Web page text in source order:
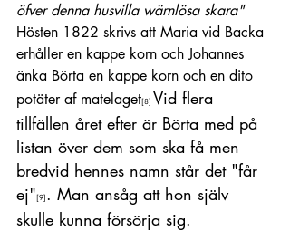
öfver denna husvilla wärnlösa skara"
Hösten 1822 skrivs att Maria vid Backa
erhåller en kappe korn och Johannes
änka Börta en kappe korn och en dito
potäter af matelaget[8] Vid flera
tillfällen året efter är Börta med på
listan över dem som ska få men
bredvid hennes namn står det "får
ej"[9] . Man ansåg att hon själv
skulle kunna försörja sig.